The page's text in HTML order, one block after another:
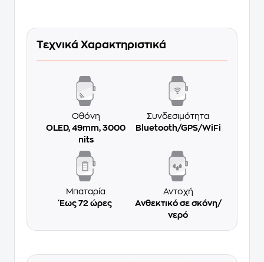
Τεχνικά Χαρακτηριστικά
Οθόνη
OLED, 49mm, 3000
nits
Συνδεσιμότητα
Bluetooth/GPS/WiFi
Μπαταρία
Έως 72 ώρες
Αντοχή
Ανθεκτικό σε σκόνη/
νερό